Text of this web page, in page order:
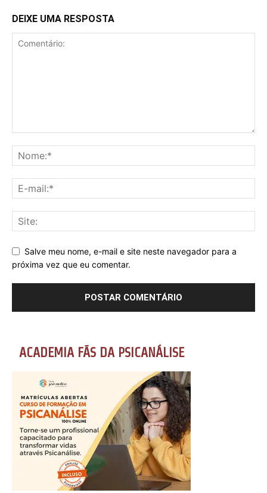
DEIXE UMA RESPOSTA
Salve meu nome, e-mail e site neste navegador para a
próxima vez que eu comentar.
ACADEMIA FÃS DA PSICANÁLISE